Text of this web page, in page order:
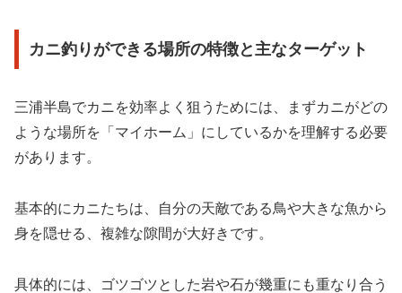
カニ釣りができる場所の特徴と主なターゲット
三浦半島でカニを効率よく狙うためには、まずカニがどの
ような場所を「マイホーム」にしているかを理解する必要
があります。
基本的にカニたちは、自分の天敵である鳥や大きな魚から
身を隠せる、複雑な隙間が大好きです。
具体的には、ゴツゴツとした岩や石が幾重にも重なり合う